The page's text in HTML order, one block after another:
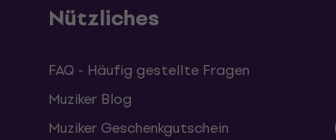
Nützliches
FAQ - Häufig gestellte Fragen
Muziker Blog
Muziker Geschenkgutschein